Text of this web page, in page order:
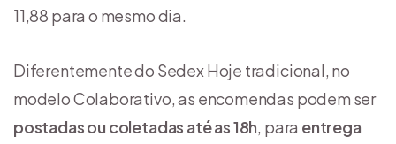
11,88 para o mesmo dia.
Diferentemente do Sedex Hoje tradicional, no
modelo Colaborativo, as encomendas podem ser
postadas ou coletadas até as 18h, para entrega